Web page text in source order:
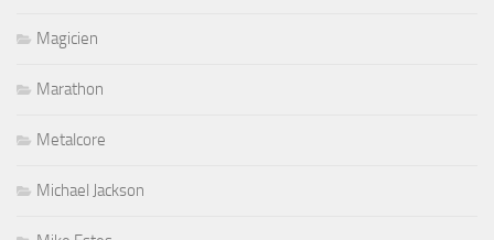
Magicien
Marathon
Metalcore
Michael Jackson